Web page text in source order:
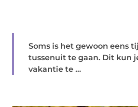
Soms is het gewoon eens
tussenuit te gaan. Dit kun
vakantie te ...